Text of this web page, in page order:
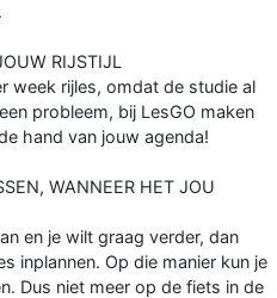
RIJSTIJL
week rijles, omdat de studie al
probleem, bij LesGO maken
hand van jouw agenda!
WANNEER HET JOU
en je wilt graag verder, dan
inplannen. Op die manier kun je
Dus niet meer op de fiets in de